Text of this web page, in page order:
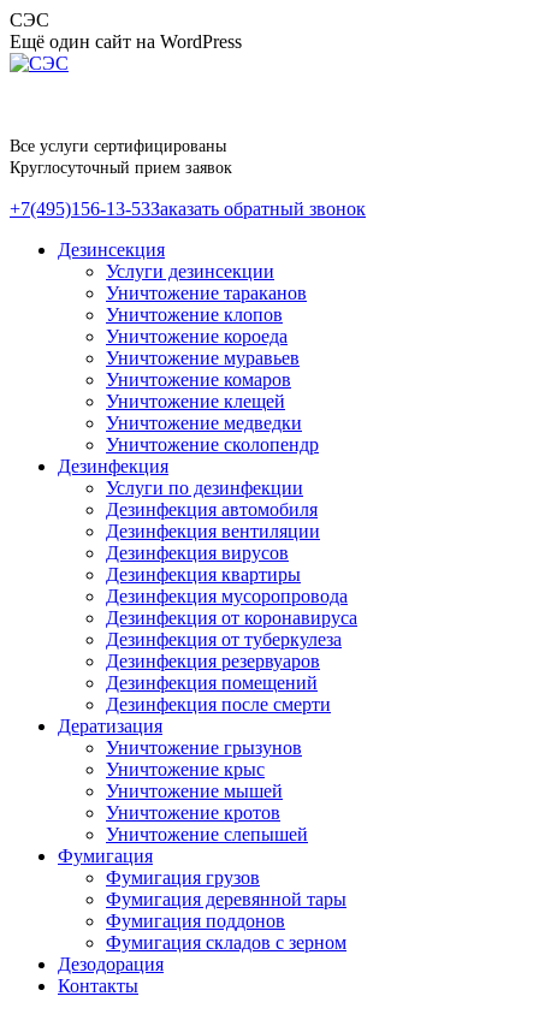
Перейти
к
содержанию
СЭС
Ещё один сайт на WordPress
Все услуги сертифицированы
Круглосуточный прием заявок
+7(495)156-13-53Заказать обратный звонок
Дезинсекция
Услуги дезинсекции
Уничтожение тараканов
Уничтожение клопов
Уничтожение короеда
Уничтожение муравьев
Уничтожение комаров
Уничтожение клещей
Уничтожение медведки
Уничтожение сколопендр
Дезинфекция
Услуги по дезинфекции
Дезинфекция автомобиля
Дезинфекция вентиляции
Дезинфекция вирусов
Дезинфекция квартиры
Дезинфекция мусоропровода
Дезинфекция от коронавируса
Дезинфекция от туберкулеза
Дезинфекция резервуаров
Дезинфекция помещений
Дезинфекция после смерти
Дератизация
Уничтожение грызунов
Уничтожение крыс
Уничтожение мышей
Уничтожение кротов
Уничтожение слепышей
Фумигация
Фумигация грузов
Фумигация деревянной тары
Фумигация поддонов
Фумигация складов с зерном
Дезодорация
Контакты